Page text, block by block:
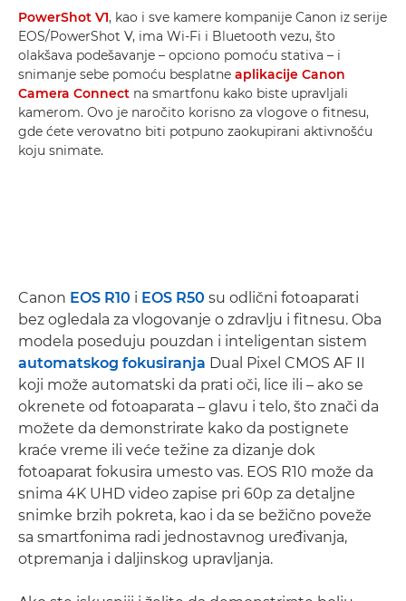
PowerShot V1, kao i sve kamere kompanije Canon iz serije
EOS/PowerShot V, ima Wi-Fi i Bluetooth vezu, što
olakšava podešavanje – opciono pomoću stativa – i
snimanje sebe pomoću besplatne aplikacije Canon
Camera Connect na smartfonu kako biste upravljali
kamerom. Ovo je naročito korisno za vlogove o fitnesu,
gde ćete verovatno biti potpuno zaokupirani aktivnošću
koju snimate.
Canon EOS R10 i EOS R50 su odlični fotoaparati
bez ogledala za vlogovanje o zdravlju i fitnesu. Oba
modela poseduju pouzdan i inteligentan sistem
automatskog fokusiranja Dual Pixel CMOS AF II
koji može automatski da prati oči, lice ili – ako se
okrenete od fotoaparata – glavu i telo, što znači da
možete da demonstrirate kako da postignete
kraće vreme ili veće težine za dizanje dok
fotoaparat fokusira umesto vas. EOS R10 može da
snima 4K UHD video zapise pri 60p za detaljne
snimke brzih pokreta, kao i da se bežično poveže
sa smartfonima radi jednostavnog uređivanja,
otpremanja i daljinskog upravljanja.